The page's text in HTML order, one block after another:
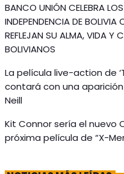
BANCO UNIÓN CELEBRA
INDEPENDENCIA DE
REFLEJAN SU ALMA, VIDA Y
BOLIVIANOS
La película live-action de
contará con una
Neill
Kit Connor sería el nuevo
próxima película de “X-